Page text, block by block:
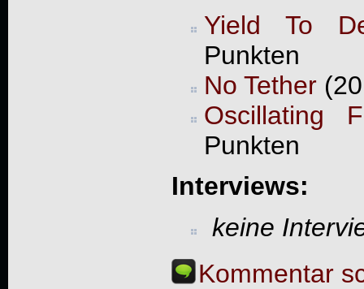
Yield To
Punkten
No Tether
Oscillating
Punkten
Interviews:
keine
Kommentar